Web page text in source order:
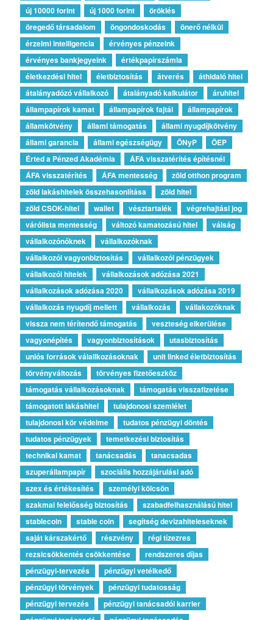
új 10000 forint
új 1000 forint
öröklés
öregedő társadalom
öngondoskodás
önerő nélkül
érzelmi intelligencia
érvényes pénzeink
érvényes bankjegyeink
értékpapírszámla
életkezdési hitel
életbiztosítás átverés
áthidaló hitel
átalányadózó vállalkozó
átalányadó kalkulátor
áruhitel
állampapírok kamat
állampapírok fajtái
állampapírok
államkötvény
állami támogatás
állami nyugdíjkötvény
állami garancia
állami egészségügy ÖNyP
ÖEP
Érted a Pénzed Akadémia
ÁFA visszatérítés építésnél
ÁFA visszatérítés
ÁFA mentesség
zöld otthon program
zöld lakáshitelek összehasonlítása
zöld hitel
zöld CSOK-hitel
wallet vésztartalék
végrehajtási jog
várólista mentesség
változó kamatozású hitel
válság
vállalkozónőknek
vállalkozóknak
vállalkozói vagyonbiztosítás
vállalkozói pénzügyek
vállalkozói hitelek
vállalkozások adózása 2021
vállalkozások adózása 2020
vállalkozások adózása 2019
vállalkozás nyugdíj mellett
vállalkozás
vállakozóknak
vissza nem térítendő támogatás
veszteség elkerülése
vagyonépítés
vagyonbiztosítások
utasbiztosítás
uniós források válallkozásoknak
unit linked életbiztosítás
törvényváltozás
törvényes fizetőeszköz
támogatás vállalkozásoknak
támogatás visszafizetése
támogatott lakáshitel
tulajdonosi szemlélet
tulajdonosi kör védelme
tudatos pénzügyi döntés
tudatos pénzügyek
temetkezési biztosítás
technikai kamat
tanácsadás
tanacsadas
szuperállampapír
szociális hozzájárulási adó
szex és értékesítés
személyi kölcsön
szakmai felelősség biztosítás
szabadfelhasználású hitel
stablecoin
stable coin
segítség devizahiteleseknek
saját kárszakértő
részvény
régi tízezres
rezsicsökkentés csökkentése
rendszeres díjas
pénzügyi-tervezés
pénzügyi vetélkedő
pénzügyi törvények
pénzügyi tudatosság
pénzügyi tervezés
pénzügyi tanácsadói karrier